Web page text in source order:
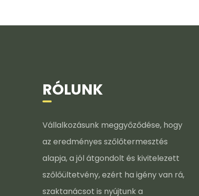
RÓLUNK
Vállalkozásunk meggyőződése, hogy
az eredményes szőlőtermesztés
alapja, a jól átgondolt és kivitelezett
szőlőültetvény, ezért ha igény van rá,
szaktanácsot is nyújtunk a